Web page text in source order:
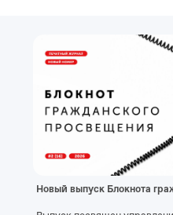
Новый выпуск Блокнота гражданского
Выпуск посвящен управлению по-русски.
В основе нашей управленческой практики
находится человек, а не процедура, — ее
действии. В то время как значительная
производственный ресурс, а его